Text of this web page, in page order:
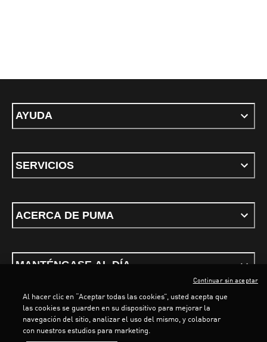
AYUDA
SERVICIOS
ACERCA DE PUMA
MANTÉNGASE AL DÍA
Términos y CondicionesPolítica de privacidad
Al hacer clic en “Aceptar todas las cookies”, usted acepta que
las cookies se guarden en su dispositivo para mejorar la
navegación del sitio, analizar el uso del mismo, y colaborar
con nuestros estudios para marketing.
Continuar sin aceptar